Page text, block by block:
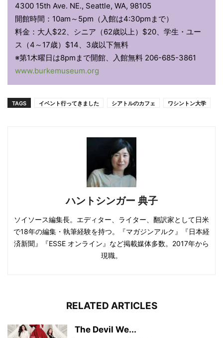
4300 15th Ave. NE., Seattle, WA, 98105
開館時間：10am～5pm（入館は4:30pmまで）
料金：大人$22、シニア（62歳以上）$20、学生・ユー
ス（4～17歳）$14、3歳以下無料
※第1木曜日は8pmまで開館、入館無料 206-685-3861
www.burkemuseum.org
TAGS イベント行ってきました シアトルのカフェ ワシントン大学
ハントシンガー 典子
ソイソース編集長。エディター、ライター、翻訳家として日米
で18年の編集・執筆経験を持つ。『マガジンアルク』『日本経
済新聞』『ESSE オンライン』など掲載媒体多数。2017年から
現職。
RELATED ARTICLES
The Devil We...